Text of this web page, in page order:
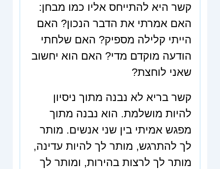
קשר היא להתייחס אליו כמו מבחן:
האם אמרתי את הדבר הנכון? האם
הייתי קלילה מספיק? האם שלחתי
הודעה מוקדם מדי? האם הוא יחשוב
שאני לוחצת?
קשר בריא לא נבנה מתוך ניסיון
להיות מושלמת. הוא נבנה מתוך
מפגש אמיתי בין שני אנשים. מותר
לך להתרגש, מותר לך להיות עדינה,
מותר לך לרצות בהירות, ומותר לך